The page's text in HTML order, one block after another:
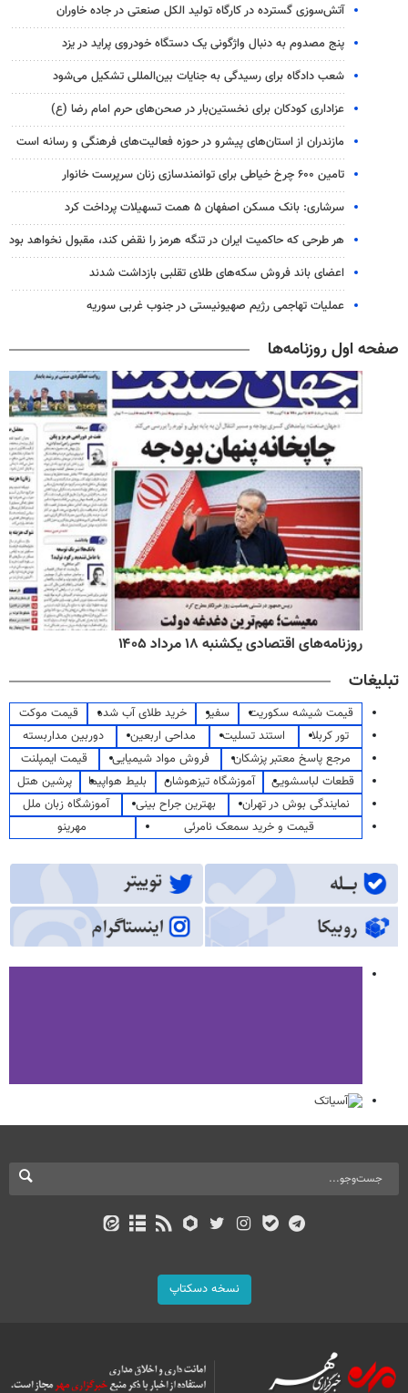
آتش‌سوزی گسترده در کارگاه تولید الکل صنعتی در جاده خاوران
پنج مصدوم به دنبال واژگونی یک دستگاه خودروی پراید در یزد
شعب دادگاه برای رسیدگی به جنایات بین‌المللی تشکیل می‌شود
عزاداری کودکان برای نخستین‌بار در صحن‌های حرم امام رضا (ع)
مازندران از استان‌های پیشرو در حوزه فعالیت‌های فرهنگی و رسانه است
تامین ۶۰۰ چرخ خیاطی برای توانمندسازی زنان سرپرست خانوار
سرشاری: بانک مسکن اصفهان ۵ همت تسهیلات پرداخت کرد
هر طرحی که حاکمیت ایران در تنگه هرمز را نقض کند، مقبول نخواهد بود
اعضای باند فروش سکه‌های طلای تقلبی بازداشت شدند
عملیات تهاجمی رژیم صهیونیستی در جنوب غربی سوریه
صفحه اول روزنامه‌ها
روزنامه‌های اقتصادی یکشنبه ۱۸ مرداد ۱۴۰۵
تبلیغات
قیمت شیشه سکوریت سفیر خرید طلای آب شده
قیمت موکت
تور کربلا
استند تسلیت مداحی اربعین
دوربین مداربسته
مرجع پاسخ معتبر پزشکان
فروش مواد شیمیایی
قیمت ایمپلنت
قطعات لباسشویی
آموزشگاه تیزهوشان بلیط هواپیما
پرشین هتل
نمایندگی بوش در تهران
بهترین جراح بینی
آموزشگاه زبان ملل
قیمت و خرید سمعک نامرئی
مهرینو
نسخه دسکتاپ